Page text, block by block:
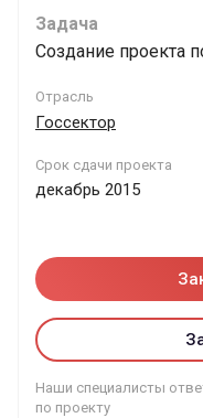
Задача
Создание проекта
Отрасль
Госсектор
Срок сдачи проекта
декабрь 2015
Наши специалисты
по проекту